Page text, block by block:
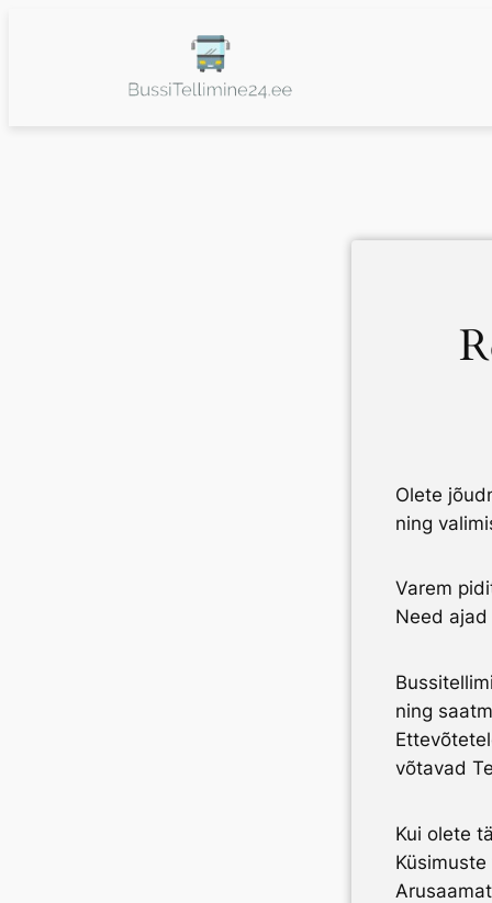
Olete
ning
Varem
Need
ning
võtavad
Kui olete